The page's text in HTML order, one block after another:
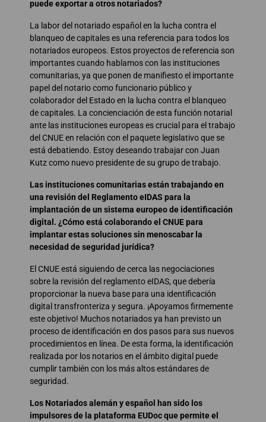
puede exportar a otros notariados?
La labor del notariado español en la lucha contra el
blanqueo de capitales es una referencia para todos los
notariados europeos. Estos proyectos de referencia son
importantes cuando hablamos con las instituciones
comunitarias, ya que ponen de manifiesto el importante
papel del notario como funcionario público y
colaborador del Estado en la lucha contra el blanqueo
de capitales. La concienciación de esta función notarial
ante las instituciones europeas es crucial para el trabajo
del CNUE en relación con el paquete legislativo que se
está debatiendo. Estoy deseando trabajar con Juan
Kutz como nuevo presidente de su grupo de trabajo.
Las instituciones comunitarias están trabajando en
una revisión del Reglamento eIDAS para la
implantación de un sistema europeo de identificación
digital. ¿Cómo está colaborando el CNUE para
implantar estas soluciones sin menoscabar la
necesidad de seguridad jurídica?
El CNUE está siguiendo de cerca las negociaciones
sobre la revisión del reglamento eIDAS, que debería
proporcionar la nueva base para una identificación
digital transfronteriza y segura. ¡Apoyamos firmemente
este objetivo! Muchos notariados ya han previsto un
proceso de identificación en dos pasos para sus nuevos
procedimientos en línea. De esta forma, la identificación
realizada por los notarios en el ámbito digital puede
cumplir también con los más altos estándares de
seguridad.
Los Notariados alemán y español han sido los
impulsores de la plataforma EUDoc que permite el